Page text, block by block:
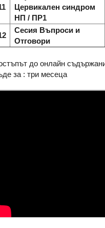
Цервикален синдром
НП / ПР1
Сесия Въпроси и
Отговори
до онлайн
за : три месеца